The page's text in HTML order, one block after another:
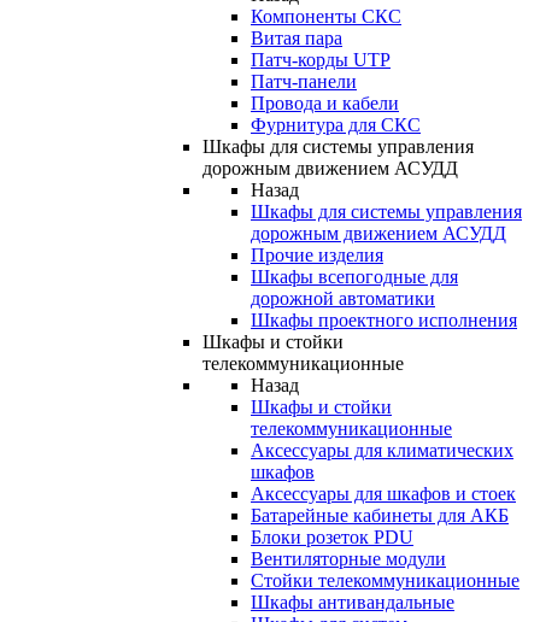
Компоненты СКС
Витая пара
Патч-корды UTP
Патч-панели
Провода и кабели
Фурнитура для СКС
Шкафы для системы управления
дорожным движением АСУДД
Назад
Шкафы для системы управления
дорожным движением АСУДД
Прочие изделия
Шкафы всепогодные для
дорожной автоматики
Шкафы проектного исполнения
Шкафы и стойки
телекоммуникационные
Назад
Шкафы и стойки
телекоммуникационные
Аксессуары для климатических
шкафов
Аксессуары для шкафов и стоек
Батарейные кабинеты для АКБ
Блоки розеток PDU
Вентиляторные модули
Стойки телекоммуникационные
Шкафы антивандальные